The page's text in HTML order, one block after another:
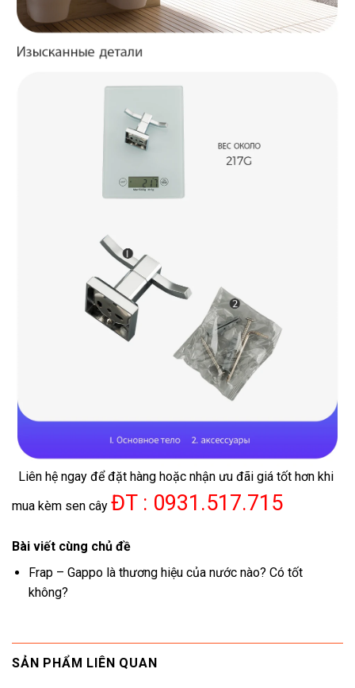
Liên hệ ngay để đặt hàng hoặc nhận ưu đãi giá tốt hơn khi
mua kèm sen cây ĐT : 0931.517.715
Bài viết cùng chủ đề
Frap – Gappo là thương hiệu của nước nào? Có tốt
không?
SẢN PHẨM LIÊN QUAN